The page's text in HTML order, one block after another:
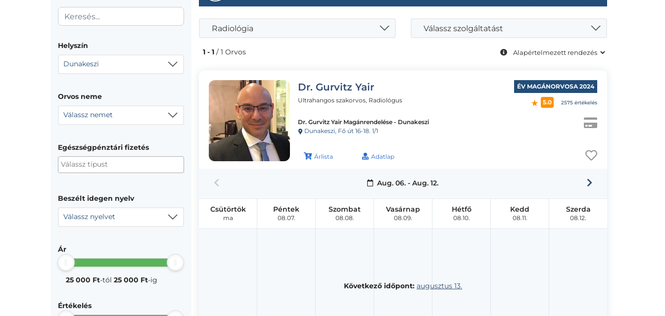
Helyszín
Dunakeszi
Orvos neme
Válassz nemet
Egészségpénztári fizetés
Beszélt idegen nyelv
Válassz nyelvet
Ár
25 000 Ft-tól 25 000 Ft-ig
Értékelés
Radiológia Válassz szolgáltatást
1 - 1 / 1 Orvos
Dr. Gurvitz Yair
Ultrahangos szakorvos, Radiológus
Dr. Gurvitz Yair Magánrendelése - Dunakeszi
Dunakeszi, Fő út 16-18. 1/1
Árlista Adatlap
ÉV MAGÁNORVOSA 2024
5.0 2575 értékelés
Aug. 06. - Aug. 12.
Következő időpont: augusztus 13.
Csütörtök
ma
Péntek
08.07.
Szombat
08.08.
Vasárnap
08.09.
Hétfő
08.10.
Kedd
08.11.
Szerda
08.12.